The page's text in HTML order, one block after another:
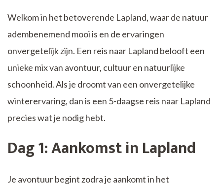
Welkom in het betoverende Lapland, waar de natuur
adembenemend mooi is en de ervaringen
onvergetelijk zijn. Een reis naar Lapland belooft een
unieke mix van avontuur, cultuur en natuurlijke
schoonheid. Als je droomt van een onvergetelijke
winterervaring, dan is een 5-daagse reis naar Lapland
precies wat je nodig hebt.
Dag 1: Aankomst in Lapland
Je avontuur begint zodra je aankomt in het